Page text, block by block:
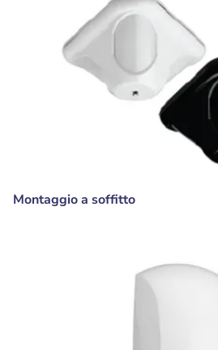
Montaggio a soffitto